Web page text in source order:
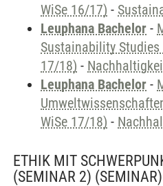
WiSe 16/17) -
Leuphana Bachelor -
Sustainability
17/18) -
Leuphana Bachelor -
WiSe 17/18) -
ETHIK MIT
(SEMINAR 2) (SEMINAR)